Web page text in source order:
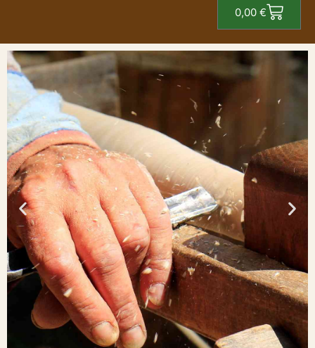
0,00 €